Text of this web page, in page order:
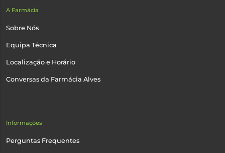
A Farmácia
Sobre Nós
Equipa Técnica
Localização e Horário
Conversas da Farmácia Alves
Informações
Perguntas Frequentes